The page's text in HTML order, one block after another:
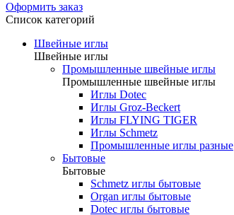
Оформить заказ
Список категорий
Швейные иглы
Швейные иглы
Промышленные швейные иглы
Промышленные швейные иглы
Иглы Dotec
Иглы Groz-Beckert
Иглы FLYING TIGER
Иглы Schmetz
Промышленные иглы разные
Бытовые
Бытовые
Schmetz иглы бытовые
Organ иглы бытовые
Dotec иглы бытовые